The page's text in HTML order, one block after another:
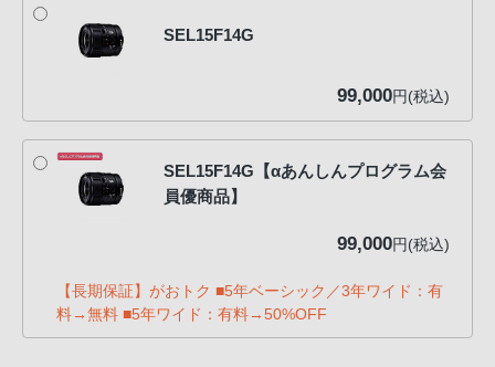
SEL15F14G
99,000円(税込)
SEL15F14G【αあんしんプログラム会
員優商品】
99,000円(税込)
【長期保証】がおトク ■5年ベーシック／3年ワイド：有
料→無料 ■5年ワイド：有料→50%OFF